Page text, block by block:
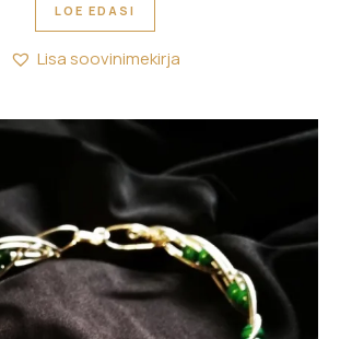
LOE EDASI
Lisa soovinimekirja